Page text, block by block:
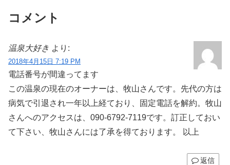
コメント
温泉大好き より:
2018年4月15日 7:19 PM
電話番号が間違ってます
この温泉の現在のオーナーは、牧山さんです。先代の方は
病気で引退され一年以上経ており、固定電話を解約。牧山
さんへのアクセスは、090-6792-7119です。訂正しておい
て下さい、牧山さんには了承を得ております。 以上
返信